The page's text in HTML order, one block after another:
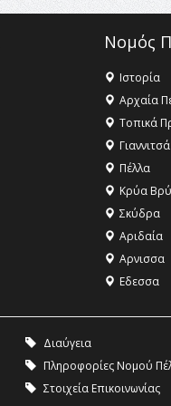
Νομός
Ιστορία
Αρχαία
Τοπικά
Γιαννιτσά
Πέλλα
Κρύα
Σκύδρα
Αριδαία
Aρνισσα
Eδεσσα
Διαύγεια
Πληροφορίες Νομού
Στοιχεία Επικοινωνίας